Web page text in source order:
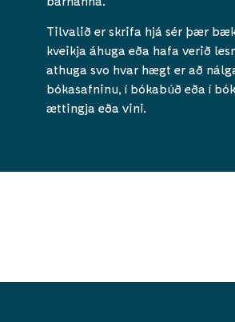
Tilvalið er skrifa hjá sér þær
kveikja áhuga eða hafa verið
athuga svo hvar hægt er að
bókasafninu, í bókabúð eða í
ættingja eða vini.